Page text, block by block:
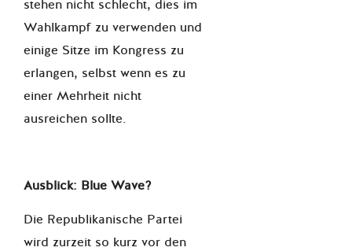
stehen nicht schlecht, dies im
Wahlkampf zu verwenden und
einige Sitze im Kongress zu
erlangen, selbst wenn es zu
einer Mehrheit nicht
ausreichen sollte.
Ausblick: Blue Wave?
Die Republikanische Partei
wird zurzeit so kurz vor den